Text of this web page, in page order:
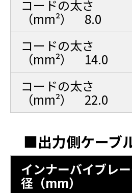
コードの太さ
（mm²） 8.0
コードの太さ
（mm²） 14.0
コードの太さ
（mm²） 22.0
■出力側ケーブ
インナーバイブレ
径（mm）